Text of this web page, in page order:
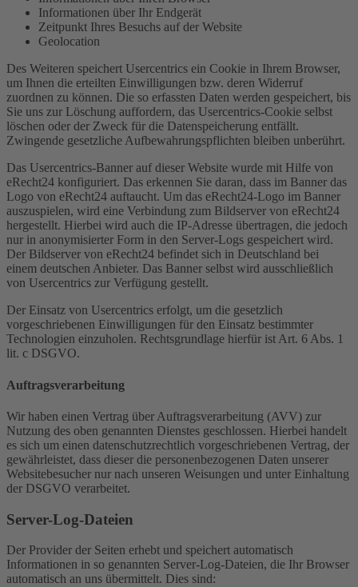
Informationen über Ihr Endgerät
Zeitpunkt Ihres Besuchs auf der Website
Geolocation
Des Weiteren speichert Usercentrics ein Cookie in Ihrem Browser,
um Ihnen die erteilten Einwilligungen bzw. deren Widerruf
zuordnen zu können. Die so erfassten Daten werden gespeichert, bis
Sie uns zur Löschung auffordern, das Usercentrics-Cookie selbst
löschen oder der Zweck für die Datenspeicherung entfällt.
Zwingende gesetzliche Aufbewahrungspflichten bleiben unberührt.
Das Usercentrics-Banner auf dieser Website wurde mit Hilfe von
eRecht24 konfiguriert. Das erkennen Sie daran, dass im Banner das
Logo von eRecht24 auftaucht. Um das eRecht24-Logo im Banner
auszuspielen, wird eine Verbindung zum Bildserver von eRecht24
hergestellt. Hierbei wird auch die IP-Adresse übertragen, die jedoch
nur in anonymisierter Form in den Server-Logs gespeichert wird.
Der Bildserver von eRecht24 befindet sich in Deutschland bei
einem deutschen Anbieter. Das Banner selbst wird ausschließlich
von Usercentrics zur Verfügung gestellt.
Der Einsatz von Usercentrics erfolgt, um die gesetzlich
vorgeschriebenen Einwilligungen für den Einsatz bestimmter
Technologien einzuholen. Rechtsgrundlage hierfür ist Art. 6 Abs. 1
lit. c DSGVO.
Auftragsverarbeitung
Wir haben einen Vertrag über Auftragsverarbeitung (AVV) zur
Nutzung des oben genannten Dienstes geschlossen. Hierbei handelt
es sich um einen datenschutzrechtlich vorgeschriebenen Vertrag, der
gewährleistet, dass dieser die personenbezogenen Daten unserer
Websitebesucher nur nach unseren Weisungen und unter Einhaltung
der DSGVO verarbeitet.
Server-Log-Dateien
Der Provider der Seiten erhebt und speichert automatisch
Informationen in so genannten Server-Log-Dateien, die Ihr Browser
automatisch an uns übermittelt. Dies sind: